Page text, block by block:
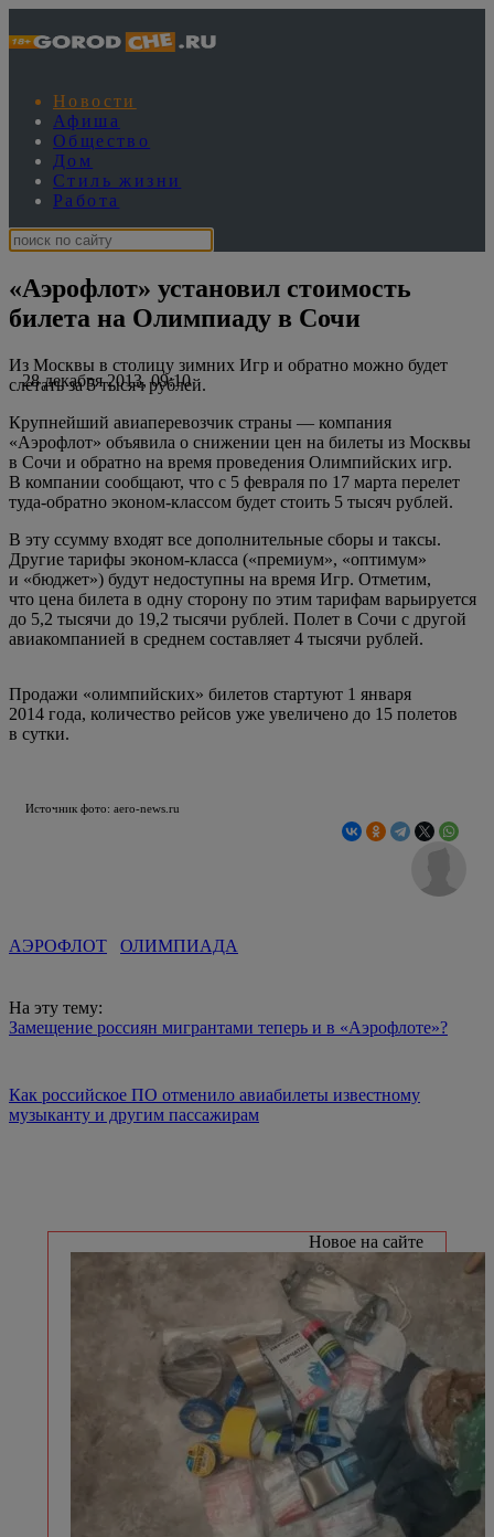
Новости
Афиша
Общество
Дом
Стиль жизни
Работа
«Аэрофлот» установил стоимость
билета на Олимпиаду в Сочи
28 декабря 2013, 09:10
Из Москвы в столицу зимних Игр и обратно можно будет
слетать за 5 тысяч рублей.
Крупнейший авиаперевозчик страны — компания
«Аэрофлот» объявила о снижении цен на билеты из Москвы
в Сочи и обратно на время проведения Олимпийских игр.
В компании сообщают, что с 5 февраля по 17 марта перелет
туда-обратно эконом-классом будет стоить 5 тысяч рублей.
В эту ссумму входят все дополнительные сборы и таксы.
Другие тарифы эконом-класса («премиум», «оптимум»
и «бюджет») будут недоступны на время Игр. Отметим,
что цена билета в одну сторону по этим тарифам варьируется
до 5,2 тысячи до 19,2 тысячи рублей. Полет в Сочи с другой
авиакомпанией в среднем составляет 4 тысячи рублей.
Продажи «олимпийских» билетов стартуют 1 января
2014 года, количество рейсов уже увеличено до 15 полетов
в сутки.
Источник фото: aero-news.ru
АЭРОФЛОТ ОЛИМПИАДА
На эту тему:
Замещение россиян мигрантами теперь и в «Аэрофлоте»?
Как российское ПО отменило авиабилеты известному
музыканту и другим пассажирам
Новое на сайте